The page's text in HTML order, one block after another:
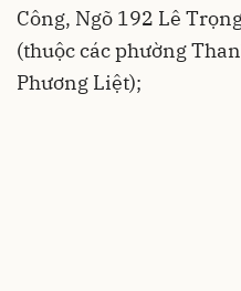
Công, Ngõ 192 Lê
(thuộc các phường
Phương Liệt);